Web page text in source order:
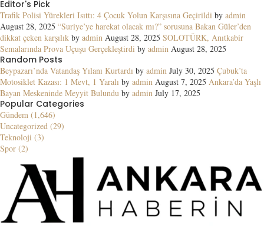
Editor's Pick
Trafik Polisi Yürekleri Isıttı: 4 Çocuk Yolun Karşısına Geçirildi by admin
August 28, 2025 “Suriye’ye harekat olacak mı?” sorusuna Bakan Güler’den
dikkat çeken karşılık by admin August 28, 2025 SOLOTÜRK, Anıtkabir
Semalarında Prova Uçuşu Gerçekleştirdi by admin August 28, 2025
Random Posts
Beypazarı’nda Vatandaş Yılanı Kurtardı by admin July 30, 2025 Çubuk’ta
Motosiklet Kazası: 1 Mevt, 1 Yaralı by admin August 7, 2025 Ankara’da Yaşlı
Bayan Meskeninde Meyyit Bulundu by admin July 17, 2025
Popular Categories
Gündem (1,646)
Uncategorized (29)
Teknoloji (3)
Spor (2)